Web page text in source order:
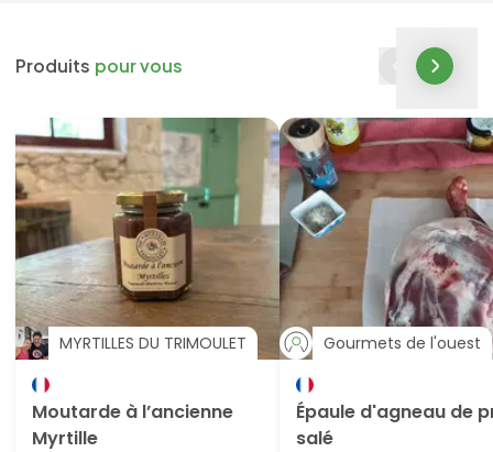
Produits pour vous
MYRTILLES DU TRIMOULET
Moutarde à l’ancienne
Myrtille
Gourmets de l'ouest
Épaule d'agneau de
salé